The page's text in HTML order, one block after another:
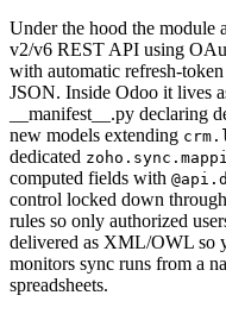
Under the hood the module
v2/v6 REST API using
with automatic refresh-
JSON. Inside Odoo it lives
__manifest__.py declaring
new models extending
dedicated
computed fields with
control locked down through
rules so only authorized
delivered as XML/OWL so
monitors sync runs from a
spreadsheets.